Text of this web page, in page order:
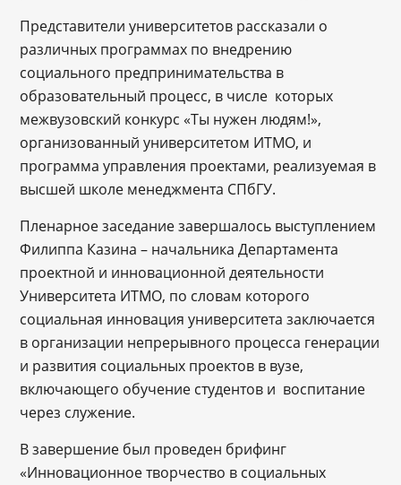
Представители университетов рассказали о
различных программах по внедрению
социального предпринимательства в
образовательный процесс, в числе которых
межвузовский конкурс «Ты нужен людям!»,
организованный университетом ИТМО, и
программа управления проектами, реализуемая в
высшей школе менеджмента СПбГУ.
Пленарное заседание завершалось выступлением
Филиппа Казина – начальника Департамента
проектной и инновационной деятельности
Университета ИТМО, по словам которого
социальная инновация университета заключается
в организации непрерывного процесса генерации
и развития социальных проектов в вузе,
включающего обучение студентов и воспитание
через служение.
В завершение был проведен брифинг
«Инновационное творчество в социальных